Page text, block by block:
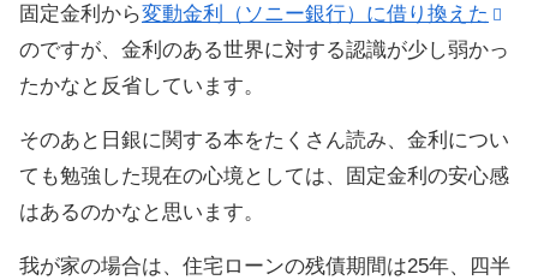
固定金利から変動金利（ソニー銀行）に借り換えた
のですが、金利のある世界に対する認識が少し弱かっ
たかなと反省しています。
そのあと日銀に関する本をたくさん読み、金利につい
ても勉強した現在の心境としては、固定金利の安心感
はあるのかなと思います。
我が家の場合は、住宅ローンの残債期間は25年、四半